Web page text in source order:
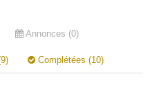
Annonces (0)
Complétées (10)